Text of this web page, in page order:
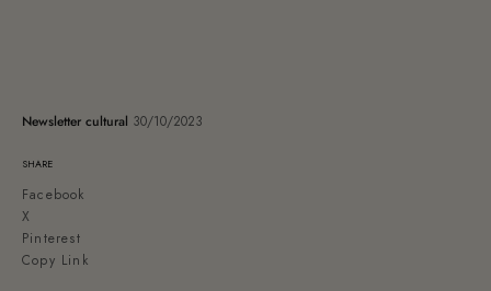
Newsletter cultural 30/10/2023
SHARE
Facebook
X
Pinterest
Copy Link